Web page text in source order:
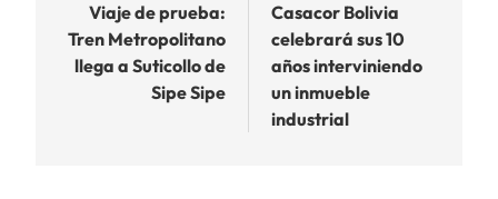
entradas
Viaje de prueba:
Tren Metropolitano
llega a Suticollo de
Sipe Sipe
Casacor Bolivia
celebrará sus 10
años interviniendo
un inmueble
industrial